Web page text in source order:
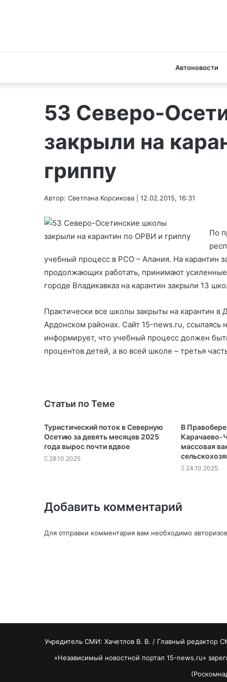
Автоновости
53 Северо-
закрыли на
гриппу
Автор: Светлана Корсикова | 12.02.2015, 16:31
По
учебный процесс в РСО – Алания. На карантин
продолжающих работать, принимают
городе Владикавказ на карантин закрыли 13
Практически все школы закрыты на карантин
Ардонском районах. Сайт 15-news.ru, ссылаясь
информирует, что учебный процесс должен
процентов детей, а во всей школе – третья
Статьи по Теме
Туристический поток в Северную
Осетию за девять месяцев 2025
года вырос почти вдвое
28.10.2025
В
Карачаево-
массовая
24.10.2025
Добавить комментарий
Для отправки комментария вам необходимо
Учредитель СМИ: Хaчeтлoв B. B. / Главный редактор
«Независимый новостной портал 15-news.ru»